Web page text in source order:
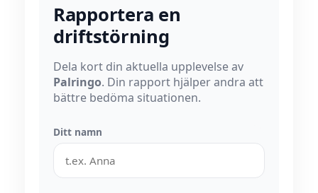
Rapportera en
driftstörning
Dela kort din aktuella upplevelse av
Palringo. Din rapport hjälper andra att
bättre bedöma situationen.
Ditt namn